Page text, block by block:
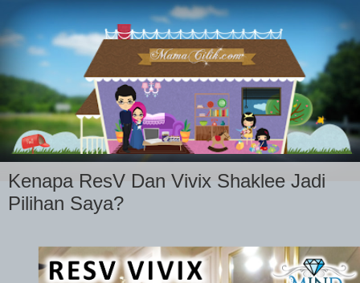
Kenapa ResV Dan Vivix Shaklee Jadi
Pilihan Saya?